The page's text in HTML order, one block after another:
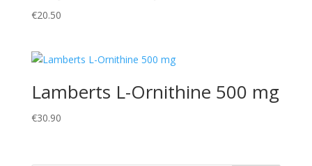
€20.50
Lamberts L-Ornithine 500 mg
€30.90